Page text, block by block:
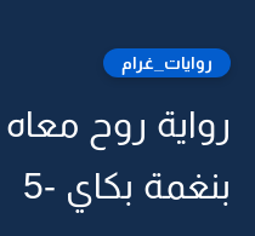
روايات_غرام
رواية روح
بنغمة بكاي -5